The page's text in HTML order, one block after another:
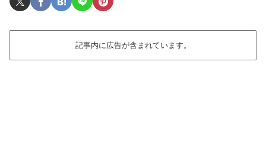
記事内に広告が含まれています。